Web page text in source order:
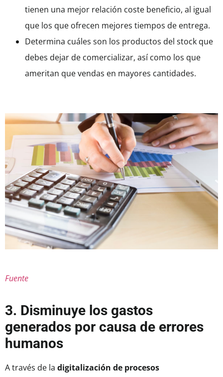
tienen una mejor relación coste beneficio, al igual
que los que ofrecen mejores tiempos de entrega.
Determina cuáles son los productos del stock que
debes dejar de comercializar, así como los que
ameritan que vendas en mayores cantidades.
Fuente
3. Disminuye los gastos
generados por causa de errores
humanos
A través de la digitalización de procesos